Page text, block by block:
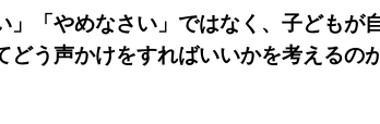
」「やめなさい」ではなく、子どもが
どう声かけをすればいいかを考えるの